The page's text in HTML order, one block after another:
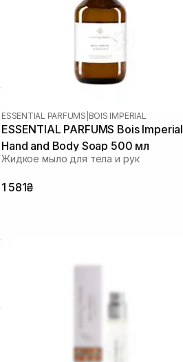
ESSENTIAL PARFUMS BOIS IMPERIAL
ESSENTIAL PARFUMS Bois Imperial
Hand and Body Soap 500 мл
Жидкое мыло для тела и рук
1 581₴